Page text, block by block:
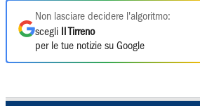
Non lasciare decidere l'algoritmo:
scegli
Il Tirreno
per le tue notizie su Google